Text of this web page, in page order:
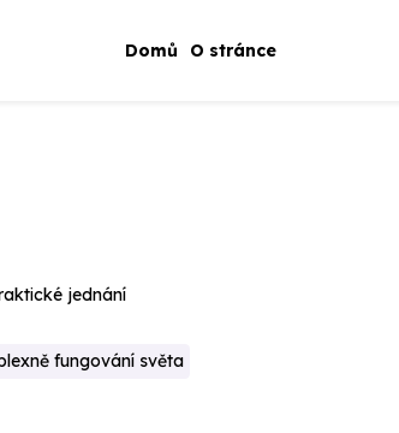
Domů O stránce
jednání
fungování světa